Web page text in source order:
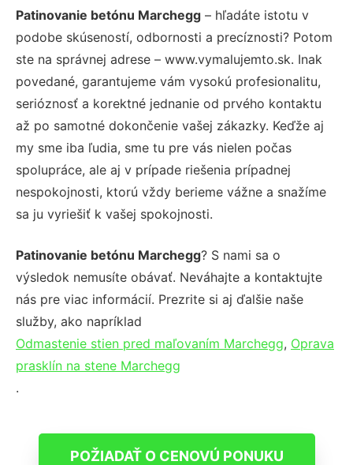
Patinovanie betónu Marchegg – hľadáte istotu v
podobe skúseností, odbornosti a precíznosti? Potom
ste na správnej adrese – www.vymalujemto.sk. Inak
povedané, garantujeme vám vysokú profesionalitu,
serióznosť a korektné jednanie od prvého kontaktu
až po samotné dokončenie vašej zákazky. Keďže aj
my sme iba ľudia, sme tu pre vás nielen počas
spolupráce, ale aj v prípade riešenia prípadnej
nespokojnosti, ktorú vždy berieme vážne a snažíme
sa ju vyriešiť k vašej spokojnosti.
Patinovanie betónu Marchegg? S nami sa o
výsledok nemusíte obávať. Neváhajte a kontaktujte
nás pre viac informácií. Prezrite si aj ďalšie naše
služby, ako napríklad
Odmastenie stien pred maľovaním Marchegg, Oprava
prasklín na stene Marchegg
.
POŽIADAŤ O CENOVÚ PONUKU